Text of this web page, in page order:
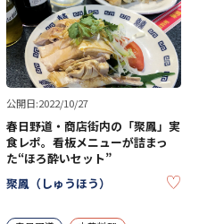
KEEP
公開日:2022/10/27
春日野道・商店街内の「聚鳳」実
食レポ。看板メニューが詰まっ
た“ほろ酔いセット”
聚鳳（しゅうほう）